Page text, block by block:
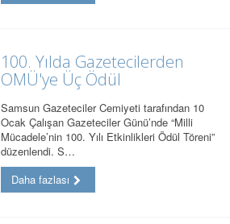
100. Yılda Gazetecilerden
OMÜ'ye Üç Ödül
Samsun Gazeteciler Cemiyeti tarafından 10
Ocak Çalışan Gazeteciler Günü’nde “Milli
Mücadele’nin 100. Yılı Etkinlikleri Ödül Töreni”
düzenlendi. S…
Daha fazlası